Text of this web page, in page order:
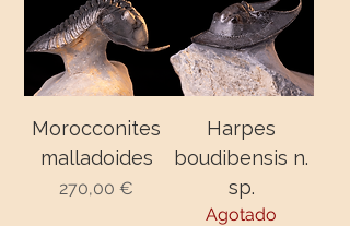
Morocconites
malladoides
Precio
270,00 €
Harpes
boudibensis n.
sp.
Agotado